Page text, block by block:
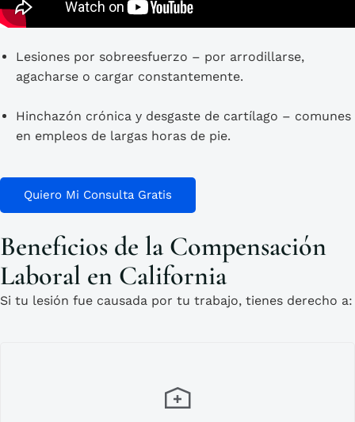
Lesiones por sobreesfuerzo – por arrodillarse,
agacharse o cargar constantemente.
Hinchazón crónica y desgaste de cartílago – comunes
en empleos de largas horas de pie.
Quiero Mi Consulta Gratis
Beneficios de la Compensación
Laboral en California
Si tu lesión fue causada por tu trabajo, tienes derecho a: